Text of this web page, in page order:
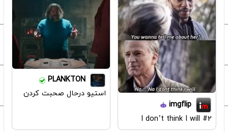
imgflip
I don’t think I will #2
PLANKTON
استیو درحال صحبت کردن